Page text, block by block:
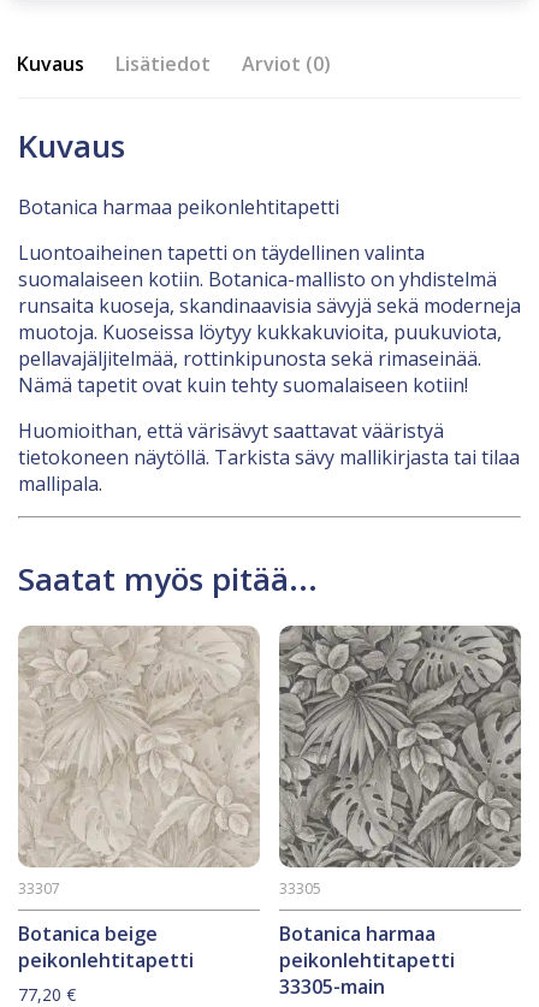
Kuvaus Lisätiedot Arviot (0)
Kuvaus
Botanica harmaa peikonlehtitapetti
Luontoaiheinen tapetti on täydellinen valinta
suomalaiseen kotiin. Botanica-mallisto on yhdistelmä
runsaita kuoseja, skandinaavisia sävyjä sekä moderneja
muotoja. Kuoseissa löytyy kukkakuvioita, puukuviota,
pellavajäljitelmää, rottinkipunosta sekä rimaseinää.
Nämä tapetit ovat kuin tehty suomalaiseen kotiin!
Huomioithan, että värisävyt saattavat vääristyä
tietokoneen näytöllä. Tarkista sävy mallikirjasta tai tilaa
mallipala.
Saatat myös pitää...
Botanica beige
peikonlehtitapetti
33307
77,20 €
Botanica harmaa
peikonlehtitapetti
33305-main
33305